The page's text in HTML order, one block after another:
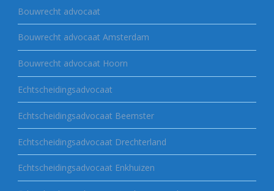
Bouwrecht advocaat
Bouwrecht advocaat Amsterdam
Bouwrecht advocaat Hoorn
Echtscheidingsadvocaat
Echtscheidingsadvocaat Beemster
Echtscheidingsadvocaat Drechterland
Echtscheidingsadvocaat Enkhuizen